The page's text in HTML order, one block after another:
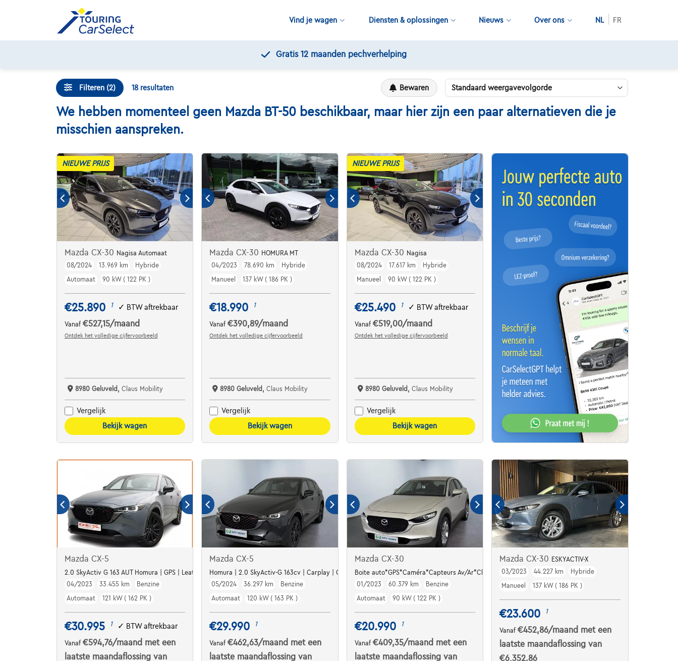
Vind je wagen Diensten & oplossingen Nieuws Over ons NL FR
Gratis 12 maanden pechverhelping
Filteren (2) 18 resultaten Bewaren
We hebben momenteel geen Mazda BT-50 beschikbaar, maar hier zijn een paar alternatieven die je
misschien aanspreken.
NIEUWE PRIJS
Mazda CX-30 Nagisa Automaat
08/2024
13.969 km
Hybride
Automaat
90 kW ( 122 PK )
€25.890 1 ✓ BTW aftrekbaar
Vanaf €527,15/maand
Ontdek het volledige cijfervoorbeeld
8980 Geluveld, Claus Mobility
Vergelijk
Bekijk wagen
Mazda CX-30 HOMURA MT
04/2023
78.690 km
Hybride
Manueel
137 kW ( 186 PK )
€18.990 1
Vanaf€390,89/maand
Ontdek het volledige cijfervoorbeeld
8980 Geluveld,Claus Mobility
Vergelijk
Bekijk wagen
NIEUWE PRIJS
Mazda CX-30 Nagisa
08/2024
17.617 km
Hybride
Manueel
90 kW ( 122 PK )
€25.490 1 ✓ BTW aftrekbaar
Vanaf €519,00/maand
Ontdek het volledige cijfervoorbeeld
8980 Geluveld, Claus Mobility
Vergelijk
Bekijk wagen
Mazda CX-5
2.0 SkyActiv G 163 AUT Homura | GPS | Leather/Alcantara | LED Lights
04/2023
33.455 km
Benzine
Automaat
121 kW ( 162 PK )
€30.995 1 ✓ BTW aftrekbaar
Vanaf €594,76/maand met een
laatste maandaflossing van
Mazda CX-5
Homura | 2.0 SkyActiv-G 163cv | Carplay | Camera360 | GPS | Sièges Av chauffants
05/2024
36.297 km
Benzine
Automaat
120 kW ( 163 PK )
€29.990 1
Vanaf€462,63/maand met een
laatste maandaflossing van
Mazda CX-30
Boite auto*GPS*Caméra*Capteurs Av/Ar*Clim auto
01/2023
60.379 km
Benzine
Automaat
90 kW ( 122 PK )
€20.990 1
Vanaf €409,35/maand met een
laatste maandaflossing van
Mazda CX-30 ESKYACTIV-X
03/2023
44.227 km
Hybride
Manueel
137 kW ( 186 PK )
€23.600 1
Vanaf€452,86/maand met een
laatste maandaflossing van
€6.352,86